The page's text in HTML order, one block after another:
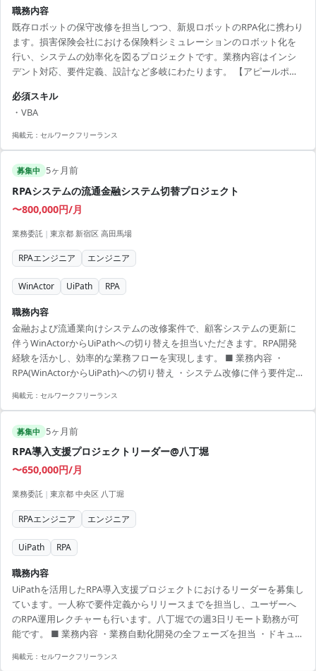
職務内容
既存ロボットの保守改修を担当しつつ、新規ロボットのRPA化に携わり
ます。損害保険会社における保険料シミュレーションのロボット化を
行い、システムの効率化を図るプロジェクトです。業務内容はインシ
デント対応、要件定義、設計など多岐にわたります。 【アピールポイ
システム効率化に貢献できる ・リモートワークを活用し柔軟な働き方
が可能
必須スキル
・VBA
掲載元： セルワークフリーランス
募集中 5ヶ月前
RPAシステムの流通金融システム切替プロジェクト
〜800,000円/月
業務委託 | 東京都 新宿区 高田馬場
RPAエンジニア エンジニア
WinActor UiPath RPA
職務内容
金融および流通業向けシステムの改修案件で、顧客システムの更新に
伴うWinActorからUiPathへの切り替えを担当いただきます。RPA開発
経験を活かし、効率的な業務フローを実現します。 ■ 業務内容 ・
RPA(WinActorからUiPath)への切り替え ・システム改修に伴う要件定
対応および保守業務 【アピールポイント】 ・RPAの技術スキルを磨け
らプロジェクトをリードできる ・一緒に働くエンジニアとの協働でス
キルアップが可能 ・新しいRPAツールの導入に関する知見を...
掲載元： セルワークフリーランス
募集中 5ヶ月前
RPA導入支援プロジェクトリーダー@八丁堀
〜650,000円/月
業務委託 | 東京都 中央区 八丁堀
RPAエンジニア エンジニア
UiPath RPA
職務内容
UiPathを活用したRPA導入支援プロジェクトにおけるリーダーを募集し
ています。一人称で要件定義からリリースまでを担当し、ユーザーへ
のRPA運用レクチャーも行います。八丁堀での週3日リモート勤務が可
能です。 ■ 業務内容 ・業務自動化開発の全フェーズを担当 ・ドキュメ
ールポイント】 ・リモート併用で柔軟な働き方が可能 ・長期的なスキ
掲載元： セルワークフリーランス